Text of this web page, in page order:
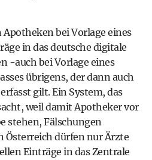
bei Vorlage eines
in das deutsche digitale
-auch bei Vorlage eines
übrigens, der dann auch
gilt. Ein System, das
weil damit Apotheker vor
stehen, Fälschungen
Österreich dürfen nur Ärzte
Einträge in das Zentrale